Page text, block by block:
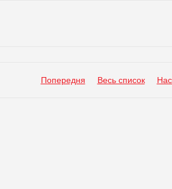
Попередня Весь список